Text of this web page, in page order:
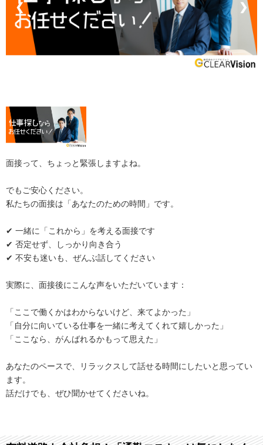
❮ ❯
面接って、ちょっと緊張しますよね。
でもご安心ください。
私たちの面接は「あなたのための時間」です。
✔ 一緒に「これから」を考える面接です
✔ 否定せず、しっかり向き合う
✔ 不安も迷いも、ぜんぶ話してください
実際に、面接後にこんな声をいただいています：
「ここで働くかはわからないけど、来てよかった」
「自分に向いている仕事を一緒に考えてくれて嬉しかった」
「ここなら、がんばれるかもって思えた」
あなたのペースで、リラックスして話せる時間にしたいと思ってい
ます。
話だけでも、ぜひ聞かせてくださいね。